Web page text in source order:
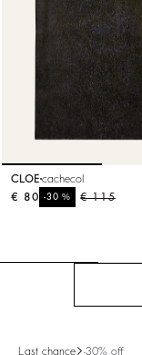
CLOE cachecol
€ 115
-30%
€ 80
Last chance -30% off